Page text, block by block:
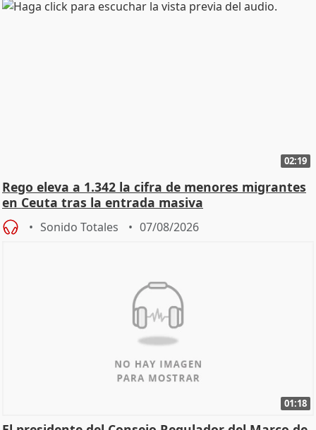
02:19
Rego eleva a 1.342 la cifra de menores migrantes
en Ceuta tras la entrada masiva
Sonido Totales 07/08/2026
01:18